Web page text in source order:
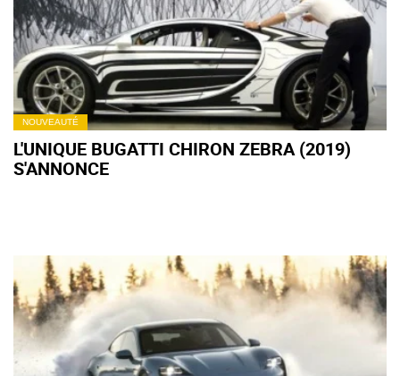
NOUVEAUTÉ
L'UNIQUE BUGATTI CHIRON ZEBRA (2019)
S'ANNONCE